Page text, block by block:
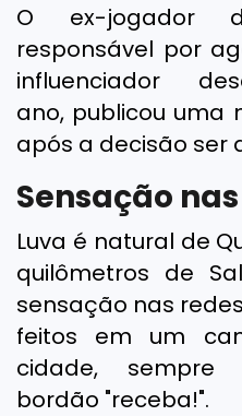
O ex-jogador
responsável por
influenciador
ano, publicou uma
após a decisão ser
Sensação
Luva é natural de
quilômetros de
sensação nas
feitos em um
cidade, sempre
bordão "receba!".